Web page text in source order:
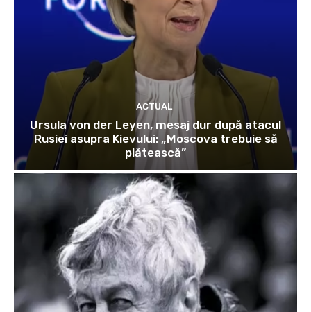
ACTUAL
Ursula von der Leyen, mesaj dur după atacul
Rusiei asupra Kievului: „Moscova trebuie să
plătească”